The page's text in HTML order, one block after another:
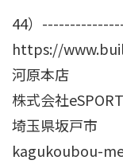
44）
https://
河原本店
株式会社
埼玉県坂戸市
kagukoubou-